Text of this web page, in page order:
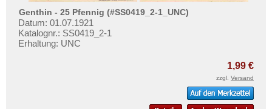
Grimma
Groitzsch
Grömitz
Genthin - 25 Pfennig (#SS0419_2-1_UNC)
Datum: 01.07.1921
Katalognr.: SS0419_2-1
Erhaltung: UNC
1,99 €
zzgl. Versand